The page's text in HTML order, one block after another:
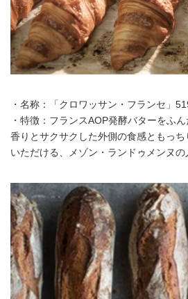
・名称：「クロワッサン・フランセ」
・特徴：フランスAOP発酵バターをふ
香りとサクサクした外側の食感ともっ
いただける、メゾン・ランドゥメンヌの